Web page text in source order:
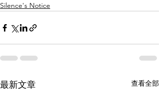
Silence's Notice
最新文章 查看全部